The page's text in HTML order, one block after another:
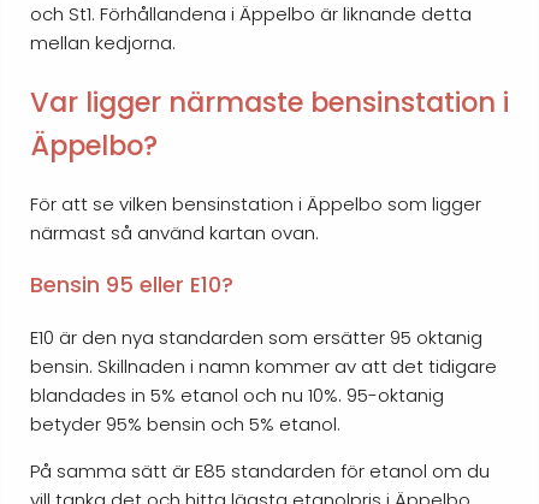
och St1. Förhållandena i Äppelbo är liknande detta
mellan kedjorna.
Var ligger närmaste bensinstation i
Äppelbo?
För att se vilken bensinstation i Äppelbo som ligger
närmast så använd kartan ovan.
Bensin 95 eller E10?
E10 är den nya standarden som ersätter 95 oktanig
bensin. Skillnaden i namn kommer av att det tidigare
blandades in 5% etanol och nu 10%. 95-oktanig
betyder 95% bensin och 5% etanol.
På samma sätt är E85 standarden för etanol om du